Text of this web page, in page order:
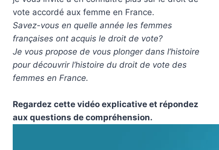
vote accordé aux femme en France.
Savez-vous en quelle année les femmes
françaises ont acquis le droit de vote?
Je vous propose de vous plonger dans l’histoire
pour découvrir l’histoire du droit de vote des
femmes en France.
Regardez cette vidéo explicative et répondez
aux questions de compréhension.